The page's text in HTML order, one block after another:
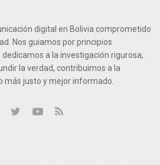
digital en Bolivia comprometido
Nos guiamos por principios
a la investigación rigurosa,
la verdad, contribuimos a la
más justo y mejor informado.